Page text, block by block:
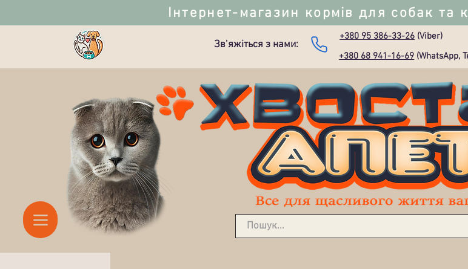
Інтернет-магазин кормів для собак та
Зв’яжіться з нами:
+380 95 386-33-26 (Viber)
+380 68 941-16-69 (WhatsApp,